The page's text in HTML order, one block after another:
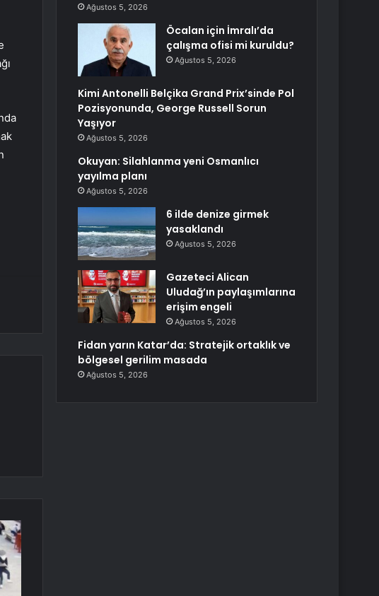
Ağustos 5, 2026
Öcalan için İmralı’da
çalışma ofisi mi kuruldu?
Ağustos 5, 2026
Kimi Antonelli Belçika Grand Prix’sinde Pol
Pozisyonunda, George Russell Sorun
Yaşıyor
Ağustos 5, 2026
Okuyan: Silahlanma yeni Osmanlıcı
yayılma planı
Ağustos 5, 2026
6 ilde denize girmek
yasaklandı
Ağustos 5, 2026
Gazeteci Alican
Uludağ’ın paylaşımlarına
erişim engeli
Ağustos 5, 2026
Fidan yarın Katar’da: Stratejik ortaklık ve
bölgesel gerilim masada
Ağustos 5, 2026